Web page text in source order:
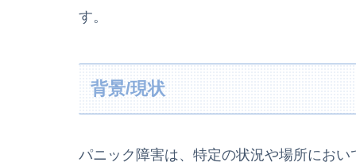
す。
背景/現状
パニック障害は、特定の状況や場所にお